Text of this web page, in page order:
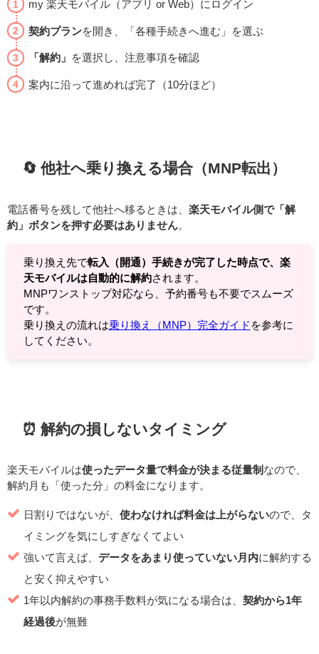
my 楽天モバイル（アプリ or Web）にログイン
契約プランを開き、「各種手続きへ進む」を選ぶ
「解約」 を選択し、注意事項を確認
案内に沿って進めれば完了（10分ほど）
🔄 他社へ乗り換える場合（MNP転出）
電話番号を残して他社へ移るときは、 楽天モバイル側で「解
約」ボタンを押す必要はありません
乗り換え先で転入（開通）手続きが完了した時点で、楽
天モバイルは自動的に解約されます。
MNPワンストップ対応なら、予約番号も不要でスムーズ
です。
乗り換えの流れは乗り換え（MNP）完全ガイド を参考に
してください。
⏰ 解約の損しないタイミング
楽天モバイルは使ったデータ量で料金が決まる従量制 なので、
解約月も「使った分」の料金になります。
日割りではないが、 使わなければ料金は上がらないので、タ
イミングを気にしすぎなくてよい
強いて言えば、 データをあまり使っていない月内に解約する
と安く抑えやすい
1年以内解約の事務手数料が気になる場合は、 契約から1年
経過後が無難